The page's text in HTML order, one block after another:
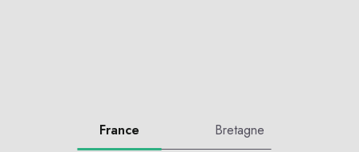
France Bretagne